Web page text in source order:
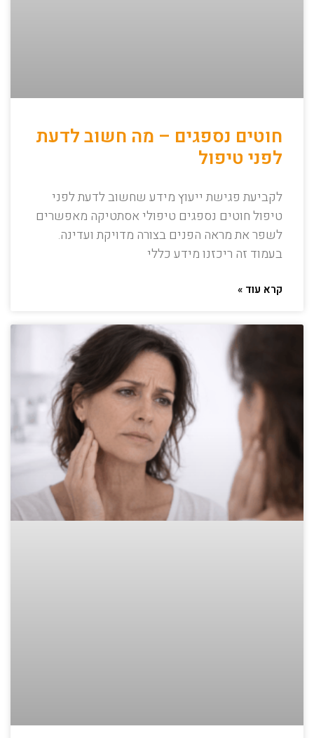
חוטים נספגים – מה חשוב לדעת
לפני טיפול
לקביעת פגישת ייעוץ מידע שחשוב לדעת לפני
טיפול חוטים נספגים טיפולי אסתטיקה מאפשרים
לשפר את מראה הפנים בצורה מדויקת ועדינה.
בעמוד זה ריכזנו מידע כללי
קרא עוד »